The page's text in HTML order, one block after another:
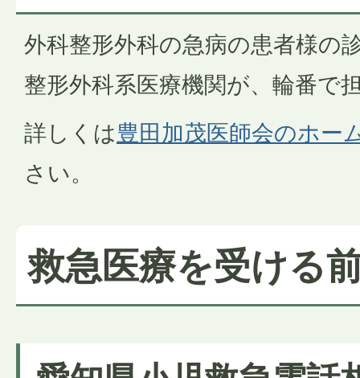
外科整形外科の急病の患者様の
整形外科系医療機関が、輪番で
詳しくは豊田加茂医師会のホー
さい。
救急医療を受ける